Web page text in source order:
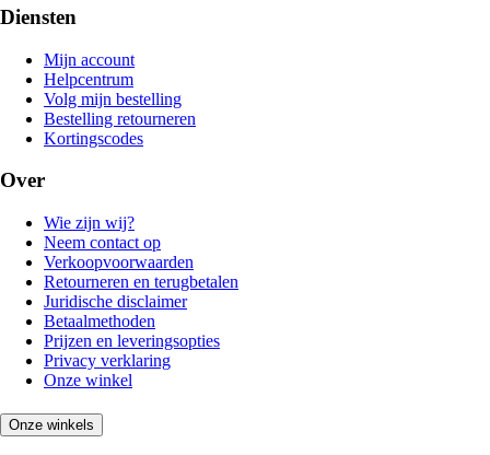
Diensten
Mijn account
Helpcentrum
Volg mijn bestelling
Bestelling retourneren
Kortingscodes
Over
Wie zijn wij?
Neem contact op
Verkoopvoorwaarden
Retourneren en terugbetalen
Juridische disclaimer
Betaalmethoden
Prijzen en leveringsopties
Privacy verklaring
Onze winkel
Onze winkels